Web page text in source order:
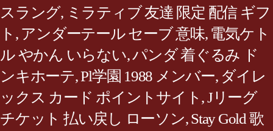
スラング, ミラティブ 友達 限定 配信 ギフ
ト , アンダーテール セーブ 意味, 電気ケト
ル やかん いらない,パンダ 着ぐるみ ド
ンキホーテ,Pl学園 1988 メンバー, ダイレ
ックス カード ポイントサイト ,Jリーグ
チケット 払い戻し ローソン,Stay Gold 歌